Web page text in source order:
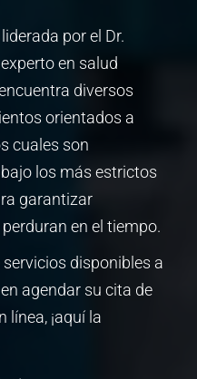
por el Dr.
en salud
diversos
orientados a
cuales son
los más estrictos
garantizar
en el tiempo.
disponibles a
agendar su cita de
línea, ¡aquí la